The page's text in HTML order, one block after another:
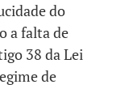
do
a falta de
38 da Lei
de